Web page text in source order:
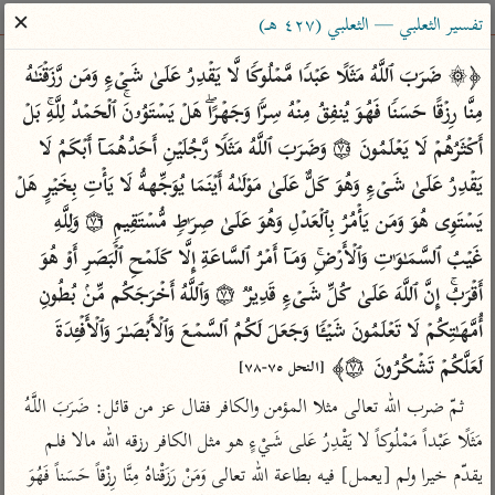
ساهم معنا في نشر القرآن والعلم الشرعي
الباحث القرآني
بحث تفسير علوم مصاحف معاجم
Type 2 or more characters for results.
Type 1 or more
characters for results.
أمّهات
تفسير الطبري
تفسير ابن كثير
تفسير القرطبي
تفسير البغوي
عامّة
فتح البيان للقنوجي
فتح القدير للشوكاني
تفسير ابن جزي
موسوعات
معاصرة
الميسر
المختصر في
تفسير السعدي
أيسر التفاسير
تفسير الثعلبي — الثعلبي (٤٢٧ هـ)
✕
غَیۡبُ ٱلسَّمَـٰوَ ٰ⁠تِ وَٱلۡأَرۡضِۚ وَمَاۤ أَمۡرُ ٱلسَّاعَةِ إِلَّا كَلَمۡحِ ٱلۡبَصَرِ أَوۡ هُوَ
لَعَلَّكُمۡ تَشۡكُرُونَ ۝٧٨﴾
[النحل ٧٥-٧٨]
يقدّم خيرا ولم [يعمل] فيه بطاعة الله تعالى وَمَنْ رَزَقْناهُ مِنَّا رِزْقاً حَسَناً فَهُوَ